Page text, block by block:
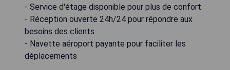
- Service d'étage disponible pour plus de confort
- Réception ouverte 24h/24 pour répondre aux
besoins des clients
- Navette aéroport payante pour faciliter les
déplacements